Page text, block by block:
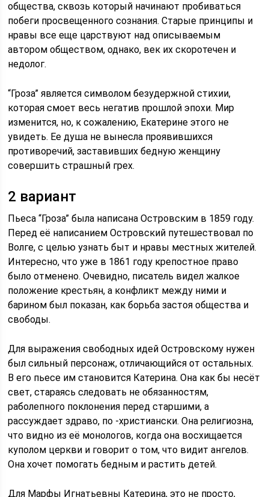
общества, сквозь который начинают пробиваться
побеги просвещенного сознания. Старые принципы и
нравы все еще царствуют над описываемым
автором обществом, однако, век их скоротечен и
недолог.
“Гроза” является символом безудержной стихии,
которая смоет весь негатив прошлой эпохи. Мир
изменится, но, к сожалению, Екатерине этого не
увидеть. Ее душа не вынесла проявившихся
противоречий, заставивших бедную женщину
совершить страшный грех.
2 вариант
Пьеса “Гроза” была написана Островским в 1859 году.
Перед её написанием Островский путешествовал по
Волге, с целью узнать быт и нравы местных жителей.
Интересно, что уже в 1861 году крепостное право
было отменено. Очевидно, писатель видел жалкое
положение крестьян, а конфликт между ними и
барином был показан, как борьба застоя общества и
свободы.
Для выражения свободных идей Островскому нужен
был сильный персонаж, отличающийся от остальных.
В его пьесе им становится Катерина. Она как бы несёт
свет, стараясь следовать не обязанностям,
раболепного поклонения перед старшими, а
рассуждает здраво, по -христиански. Она религиозна,
что видно из её монологов, когда она восхищается
куполом церкви и говорит о том, что видит ангелов.
Она хочет помогать бедным и растить детей.
Для Марфы Игнатьевны Катерина, это не просто,